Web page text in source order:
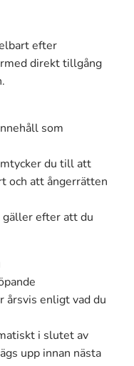
efter
direkt tillgång
som
du till att
och att ångerrätten
efter att du
årsvis enligt vad du
i slutet av
upp innan nästa